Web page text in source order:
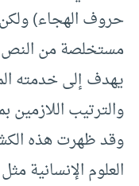
حروف الهجاء)
مستخلصة من النص
يهدف إلى خدمته
والترتيب اللازمين
وقد ظهرت هذه
العلوم الإنسانية